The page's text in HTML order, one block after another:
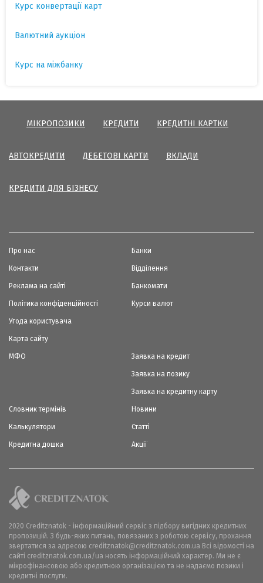
Курс конвертації карт
Валютний аукціон
Курс на міжбанку
МІКРОПОЗИКИ КРЕДИТИ КРЕДИТНІ КАРТКИ
АВТОКРЕДИТИ ДЕБЕТОВІ КАРТИ ВКЛАДИ
КРЕДИТИ ДЛЯ БІЗНЕСУ
Про нас
Контакти
Реклама на сайті
Політика конфіденційності
Угода користувача
Карта сайту
Банки
Відділення
Банкомати
Курси валют
МФО Заявка на кредит
Заявка на позику
Заявка на кредитну карту
Словник термінів
Калькулятори
Кредитна дошка
Новини
Статті
Акції
2020 Creditznatok - інформаційний сервіс з підбору вигідних кредитних
пропозицій. З будь-яких питань, повязаних з роботою сервісу, прохання
звертатися за адресою creditznatok@creditznatok.com.ua Всі відомості на
сайті creditznatok.com.ua/ua носять інформаційний характер. Ми не є
мікрофінансовою або кредитною організацією та не надаємо позики і
кредитні послуги.